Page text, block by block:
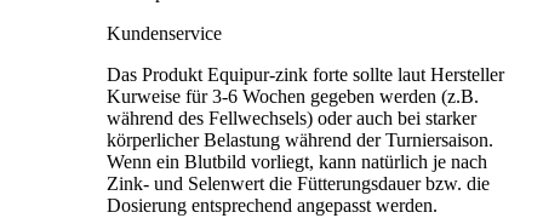
Kundenservice
Das Produkt Equipur-zink forte sollte laut Hersteller
Kurweise für 3-6 Wochen gegeben werden (z.B.
während des Fellwechsels) oder auch bei starker
körperlicher Belastung während der Turniersaison.
Wenn ein Blutbild vorliegt, kann natürlich je nach
Zink- und Selenwert die Fütterungsdauer bzw. die
Dosierung entsprechend angepasst werden.